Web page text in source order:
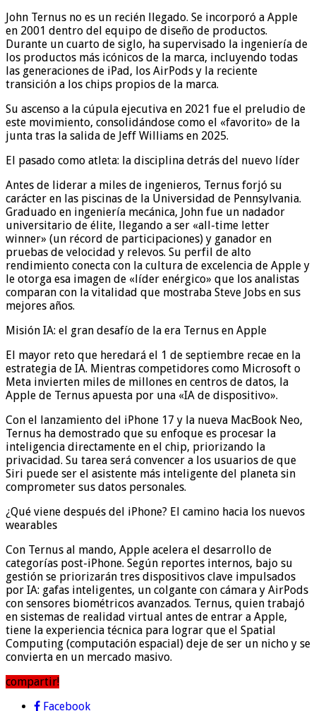
John Ternus no es un recién llegado. Se incorporó a Apple
en 2001 dentro del equipo de diseño de productos.
Durante un cuarto de siglo, ha supervisado la ingeniería de
los productos más icónicos de la marca, incluyendo todas
las generaciones de iPad, los AirPods y la reciente
transición a los chips propios de la marca.
Su ascenso a la cúpula ejecutiva en 2021 fue el preludio de
este movimiento, consolidándose como el «favorito» de la
junta tras la salida de Jeff Williams en 2025.
El pasado como atleta: la disciplina detrás del nuevo líder
Antes de liderar a miles de ingenieros, Ternus forjó su
carácter en las piscinas de la Universidad de Pennsylvania.
Graduado en ingeniería mecánica, John fue un nadador
universitario de élite, llegando a ser «all-time letter
winner» (un récord de participaciones) y ganador en
pruebas de velocidad y relevos. Su perfil de alto
rendimiento conecta con la cultura de excelencia de Apple y
le otorga esa imagen de «líder enérgico» que los analistas
comparan con la vitalidad que mostraba Steve Jobs en sus
mejores años.
Misión IA: el gran desafío de la era Ternus en Apple
El mayor reto que heredará el 1 de septiembre recae en la
estrategia de IA. Mientras competidores como Microsoft o
Meta invierten miles de millones en centros de datos, la
Apple de Ternus apuesta por una «IA de dispositivo».
Con el lanzamiento del iPhone 17 y la nueva MacBook Neo,
Ternus ha demostrado que su enfoque es procesar la
inteligencia directamente en el chip, priorizando la
privacidad. Su tarea será convencer a los usuarios de que
Siri puede ser el asistente más inteligente del planeta sin
comprometer sus datos personales.
¿Qué viene después del iPhone? El camino hacia los nuevos
wearables
Con Ternus al mando, Apple acelera el desarrollo de
categorías post-iPhone. Según reportes internos, bajo su
gestión se priorizarán tres dispositivos clave impulsados
por IA: gafas inteligentes, un colgante con cámara y AirPods
con sensores biométricos avanzados. Ternus, quien trabajó
en sistemas de realidad virtual antes de entrar a Apple,
tiene la experiencia técnica para lograr que el Spatial
Computing (computación espacial) deje de ser un nicho y se
convierta en un mercado masivo.
compartir!
Facebook